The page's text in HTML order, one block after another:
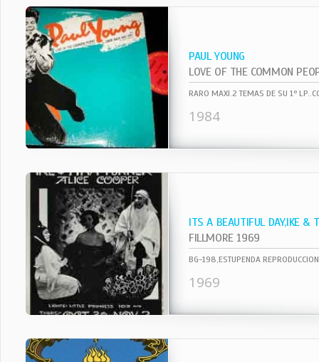
PAUL YOUNG
LOVE OF THE COMMON
RARO MAXI.2 TEMAS DE SU 1º
1984
ITS A BEAUTIFUL DAY,IKE &
FILLMORE 1969
1969